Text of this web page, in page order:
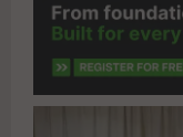
eg.net/
8a%d8%b1-